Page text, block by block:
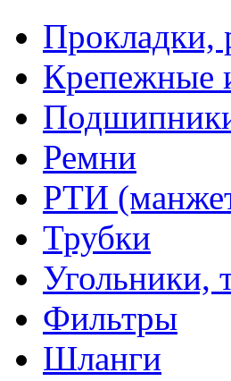
Прокладки,
Крепежные
Ремни
РТИ
Трубки
Угольники,
Фильтры
Шланги